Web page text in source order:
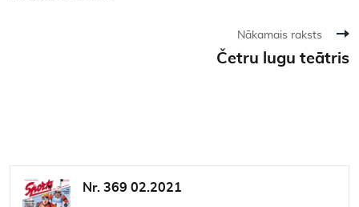
Nākamais raksts
Četru lugu teātris
Nr. 369 02.2021